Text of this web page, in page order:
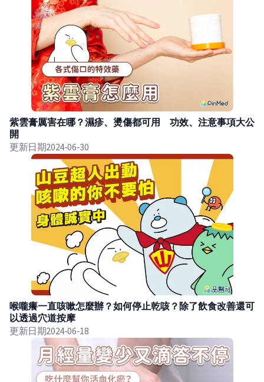
紫雲膏厲害在哪？濕疹、燙傷都可用 功效、注意事項大公
開
更新日期2024-06-30
喉嚨癢一直咳嗽怎麼辦？如何停止乾咳？除了飲食改善還可
以透過穴道按摩
更新日期2024-06-18